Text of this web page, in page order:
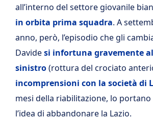
all’interno del settore giovanile
in orbita prima squadra. A
anno, però, l’episodio che gli
Davidesi infortuna gravemente
sinistro(rottura del crociato
incomprensioni con la società di
mesi della riabilitazione, lo
l’idea di abbandonare la Lazio.